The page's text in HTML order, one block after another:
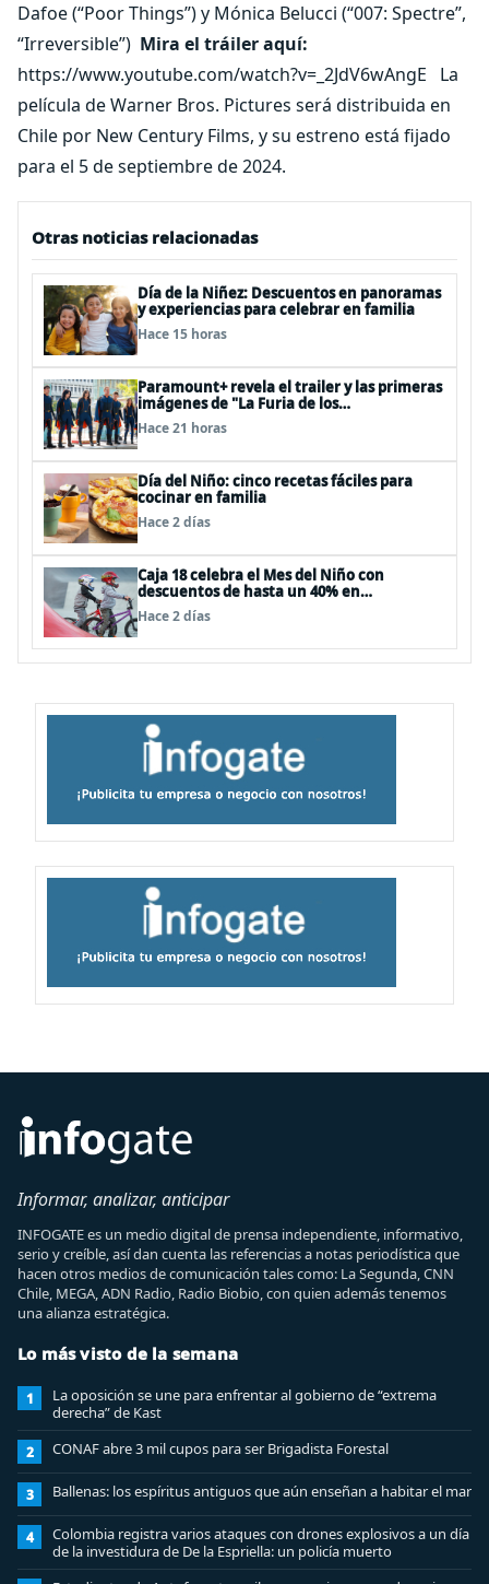
Dafoe (“Poor Things”) y Mónica Belucci (“007: Spectre”,
“Irreversible”) Mira el tráiler aquí:
https://www.youtube.com/watch?v=_2JdV6wAngE La
película de Warner Bros. Pictures será distribuida en
Chile por New Century Films, y su estreno está fijado
para el 5 de septiembre de 2024.
Otras noticias relacionadas
Día de la Niñez: Descuentos en panoramas
y experiencias para celebrar en familia
Hace 15 horas
Paramount+ revela el trailer y las primeras
imágenes de "La Furia de los
Thundermans"
Hace 21 horas
Día del Niño: cinco recetas fáciles para
cocinar en familia
Hace 2 días
Caja 18 celebra el Mes del Niño con
descuentos de hasta un 40% en
panoramas, cine, shows y streaming
Hace 2 días
Informar, analizar, anticipar
INFOGATE es un medio digital de prensa independiente, informativo,
serio y creíble, así dan cuenta las referencias a notas periodística que
hacen otros medios de comunicación tales como: La Segunda, CNN
Chile, MEGA, ADN Radio, Radio Biobio, con quien además tenemos
una alianza estratégica.
Lo más visto de la semana
1
La oposición se une para enfrentar al gobierno de “extrema
derecha” de Kast
2 CONAF abre 3 mil cupos para ser Brigadista Forestal
3 Ballenas: los espíritus antiguos que aún enseñan a habitar el mar
4
Colombia registra varios ataques con drones explosivos a un día
de la investidura de De la Espriella: un policía muerto